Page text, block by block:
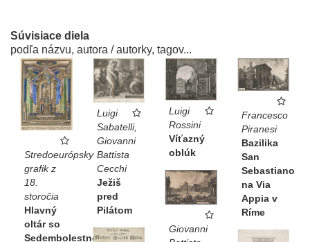
Súvisiace diela
podľa názvu, autora / autorky, tagov...
Stredoeurópsky
grafik z
18.
storočia
Hlavný
oltár so
Sedembolestnou
Luigi
Sabatelli,
Giovanni
Battista
Cecchi
Ježiš
pred
Pilátom
Luigi
Rossini
Víťazný
oblúk
Francesco
Piranesi
Bazilika
San
Sebastiano
na Via
Appia v
Ríme
Giovanni